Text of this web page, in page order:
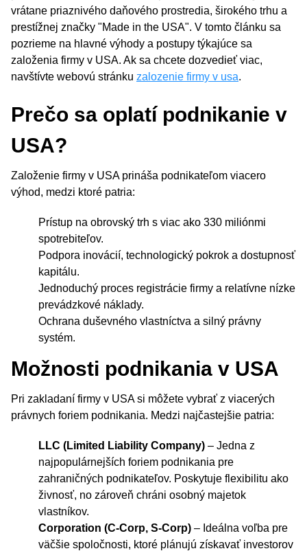
vrátane priaznivého daňového prostredia, širokého trhu a
prestížnej značky "Made in the USA". V tomto článku sa
pozrieme na hlavné výhody a postupy týkajúce sa
založenia firmy v USA. Ak sa chcete dozvedieť viac,
navštívte webovú stránku zalozenie firmy v usa.
Prečo sa oplatí podnikanie v
USA?
Založenie firmy v USA prináša podnikateľom viacero
výhod, medzi ktoré patria:
Prístup na obrovský trh s viac ako 330 miliónmi
spotrebiteľov.
Podpora inovácií, technologický pokrok a dostupnosť
kapitálu.
Jednoduchý proces registrácie firmy a relatívne nízke
prevádzkové náklady.
Ochrana duševného vlastníctva a silný právny
systém.
Možnosti podnikania v USA
Pri zakladaní firmy v USA si môžete vybrať z viacerých
právnych foriem podnikania. Medzi najčastejšie patria:
LLC (Limited Liability Company) – Jedna z
najpopulárnejších foriem podnikania pre
zahraničných podnikateľov. Poskytuje flexibilitu ako
živnosť, no zároveň chráni osobný majetok
vlastníkov.
Corporation (C-Corp, S-Corp) – Ideálna voľba pre
väčšie spoločnosti, ktoré plánujú získavať investorov